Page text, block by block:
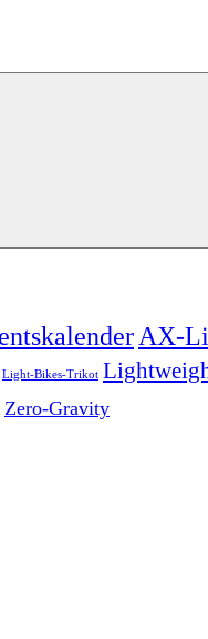
AX-
Light-Bikes-Trikot
Zero-Gravity